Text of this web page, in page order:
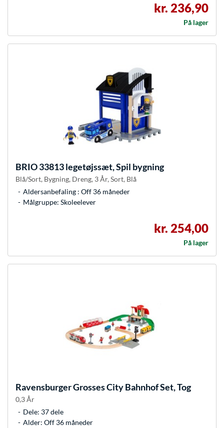
kr. 236,90
På lager
BRIO33813 legetøjssæt, Spil bygning
Blå/Sort, Bygning, Dreng, 3 År, Sort, Blå
Aldersanbefaling : Off 36 måneder
Målgruppe: Skoleelever
kr. 254,00
På lager
RavensburgerGrosses City Bahnhof Set, Tog
0,3 År
Dele: 37 dele
Alder: Off 36 måneder